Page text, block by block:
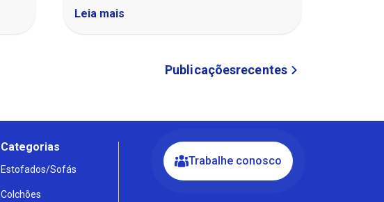
Fale com a Ciello – Móveis &
Cadastre-se para começar uma
conversa no WhatsApp
Leia mais
Publicaçõesrecentes
Categorias
Estofados/Sofás
Colchões
Trabalhe conosco